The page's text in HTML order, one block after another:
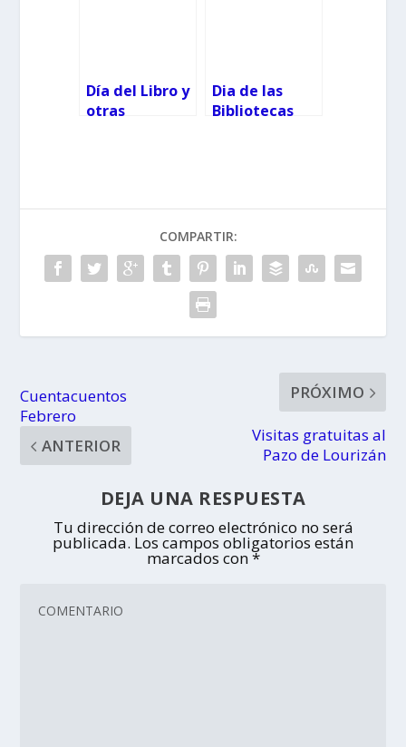
Día del Libro y
otras
Dia de las
Bibliotecas
COMPARTIR:
Cuentacuentos
Febrero
ANTERIOR
PRÓXIMO
Visitas gratuitas al
Pazo de Lourizán
DEJA UNA RESPUESTA
Tu dirección de correo electrónico no será
publicada. Los campos obligatorios están
marcados con*